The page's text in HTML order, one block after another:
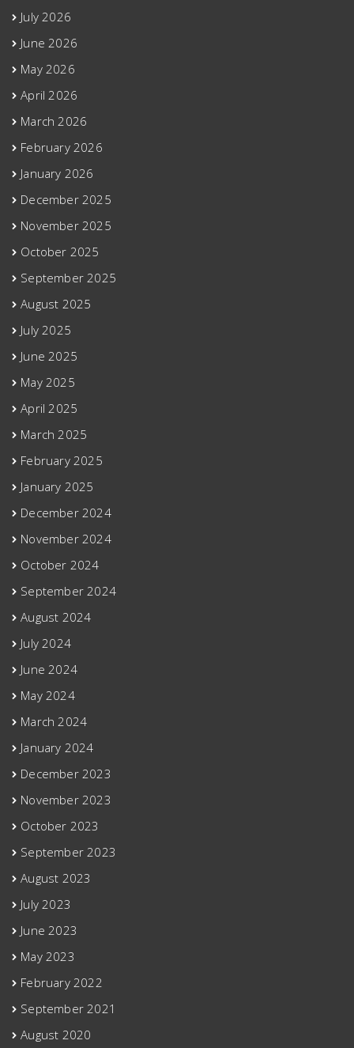
July 2026
June 2026
May 2026
April 2026
March 2026
February 2026
January 2026
December 2025
November 2025
October 2025
September 2025
August 2025
July 2025
June 2025
May 2025
April 2025
March 2025
February 2025
January 2025
December 2024
November 2024
October 2024
September 2024
August 2024
July 2024
June 2024
May 2024
March 2024
January 2024
December 2023
November 2023
October 2023
September 2023
August 2023
July 2023
June 2023
May 2023
February 2022
September 2021
August 2020